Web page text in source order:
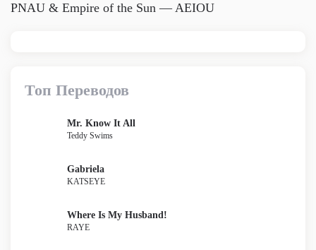
PNAU & Empire of the Sun — AEIOU
Топ Переводов
Mr. Know It All
Teddy Swims
Gabriela
KATSEYE
Where Is My Husband!
RAYE